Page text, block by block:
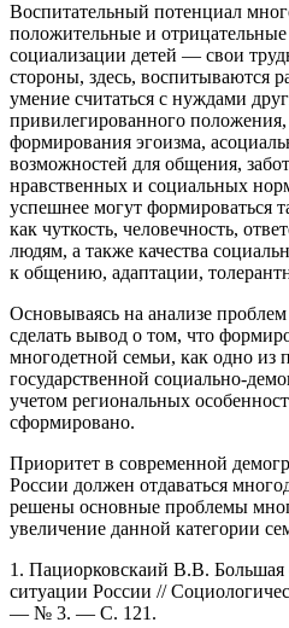
Воспитательный потенциал
положительные и отрицательные
социализации детей — свои
стороны, здесь, воспитываются
умение считаться с нуждами
привилегированного
формирования эгоизма,
возможностей для общения,
нравственных и социальных
успешнее могут формироваться
как чуткость, человечность,
людям, а также качества
к общению, адаптации,
Основываясь на анализе
сделать вывод о том, что
многодетной семьи, как одно из
государственной социально-
учетом региональных
сформировано.
Приоритет в современной
России должен отдаваться
решены основные проблемы
увеличение данной категории
1. Пациорковскаий В.В. Большая
ситуации России //
— № 3. — С. 121.